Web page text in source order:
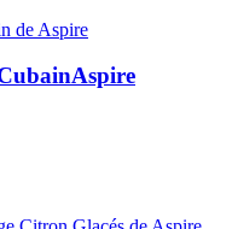
Aspire